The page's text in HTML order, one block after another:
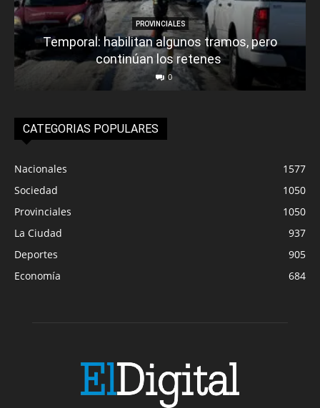
PROVINCIALES
Temporal: habilitan algunos tramos, pero
continúan los retenes
0
CATEGORIAS POPULARES
Nacionales
1577
Sociedad
1050
Provinciales
1050
La Ciudad
937
Deportes
905
Economía
684